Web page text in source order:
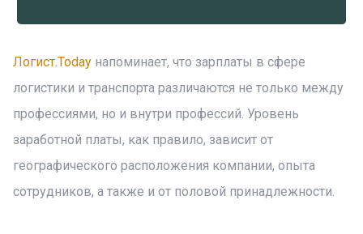
Логист.Today напоминает, что зарплаты в сфере
логистики и транспорта различаются не только между
профессиями, но и внутри профессий. Уровень
заработной платы, как правило, зависит от
географического расположения компании, опыта
сотрудников, а также и от половой принадлежности.